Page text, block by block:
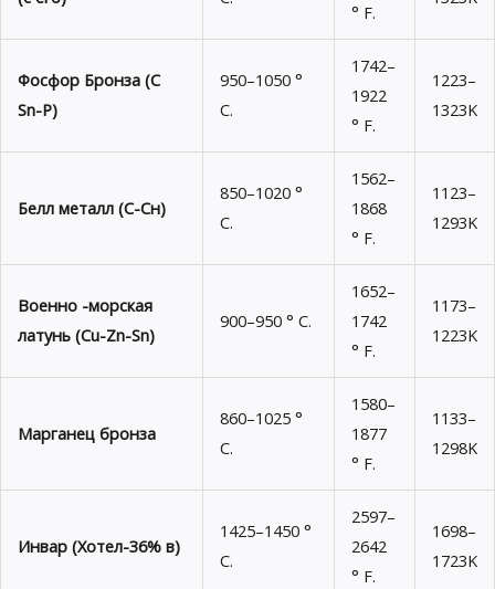
° F.
Фосфор Бронза (С
Sn-P)
950–1050 °
C.
1742–
1922
° F.
1223–
1323K
Белл металл (С-Сн)
850–1020 °
C.
1562–
1868
° F.
1123–
1293K
Военно -морская
латунь (Cu-Zn-Sn)
900–950 ° C.
1652–
1742
° F.
1173–
1223K
Марганец бронза
860–1025 °
C.
1580–
1877
° F.
1133–
1298K
Инвар (Хотел-36% в)
1425–1450 °
C.
2597–
2642
° F.
1698–
1723K